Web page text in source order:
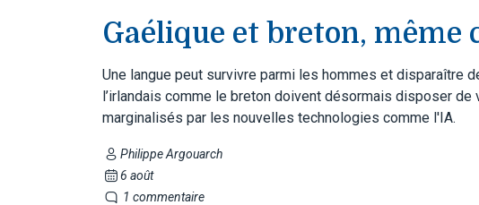
Gaélique et breton, même
Une langue peut survivre parmi les hommes et disparaître
l’irlandais comme le breton doivent désormais disposer
marginalisés par les nouvelles technologies comme l'IA.
Philippe Argouarch
6 août
1 commentaire